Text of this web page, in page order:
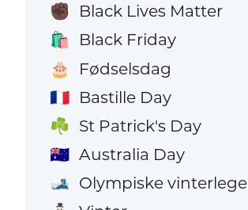
✊🏿 Black Lives Matter
🛍️ Black Friday
🎂 Fødselsdag
🇫🇷 Bastille Day
☘️ St Patrick's Day
🇦🇺 Australia Day
🎿 Olympiske vinterlege